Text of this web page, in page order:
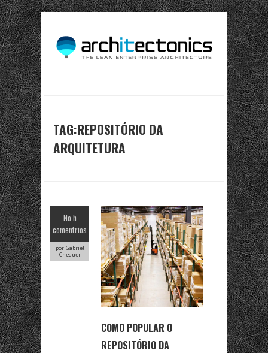
TAG:REPOSITÓRIO DA
ARQUITETURA
No h
comentrios
por Gabriel
Chequer
COMO POPULAR O
REPOSITÓRIO DA